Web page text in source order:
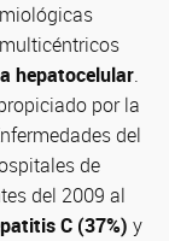
hepatocelular.
por la
del
de
del 2009 al
C (37%) y